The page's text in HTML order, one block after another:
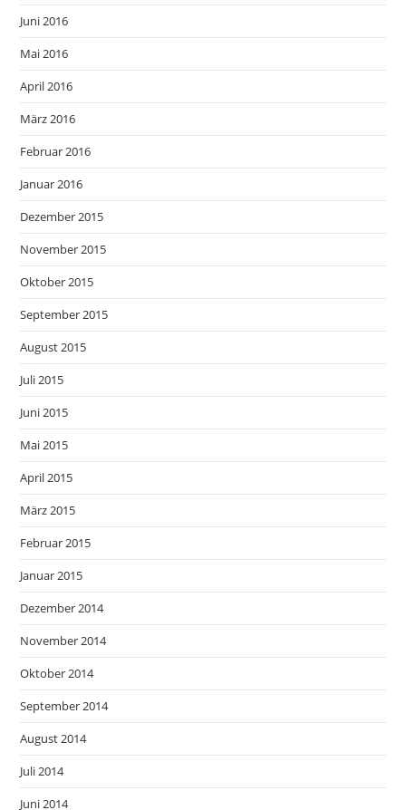
Juni 2016
Mai 2016
April 2016
März 2016
Februar 2016
Januar 2016
Dezember 2015
November 2015
Oktober 2015
September 2015
August 2015
Juli 2015
Juni 2015
Mai 2015
April 2015
März 2015
Februar 2015
Januar 2015
Dezember 2014
November 2014
Oktober 2014
September 2014
August 2014
Juli 2014
Juni 2014